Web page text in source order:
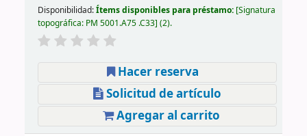
Disponibilidad:Ítems disponibles para préstamo: Signatura
topográfica: PM 5001.A75 .C33 (2).
Hacer reserva
Solicitud de artículo
Agregar al carrito